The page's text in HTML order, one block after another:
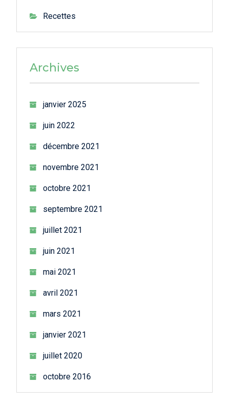
Recettes
Archives
janvier 2025
juin 2022
décembre 2021
novembre 2021
octobre 2021
septembre 2021
juillet 2021
juin 2021
mai 2021
avril 2021
mars 2021
janvier 2021
juillet 2020
octobre 2016